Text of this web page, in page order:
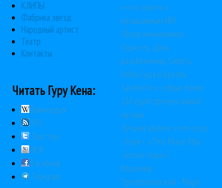
КЛИПЫ
Фабрика звезд
Народный артист
Театр
Контакты
Читать Гуру Кена:
Википедия
RSS
Твиттер
ЖЖ
Facebook
Telegram
и что делать с
музыкальным ИИ?
Обзор киноновинок:
Одиссея, День
разоблачения, Смерть
Робин Гуда и Братик
SandlerFest собрал более
130 групп прогрессивной
музыки
Лучший альбом этого года
- Raye с «This Music May
Contain Hope»?
Владимир
Преображенский - Magic